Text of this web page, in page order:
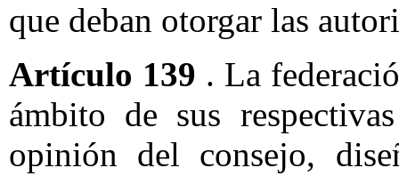
que deban otorgar las
Artículo 139 . La
ámbito de sus
opinión del consejo,